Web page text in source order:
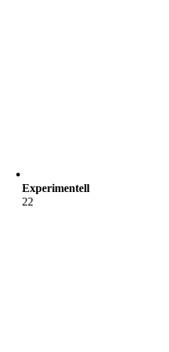
Experimentell
22